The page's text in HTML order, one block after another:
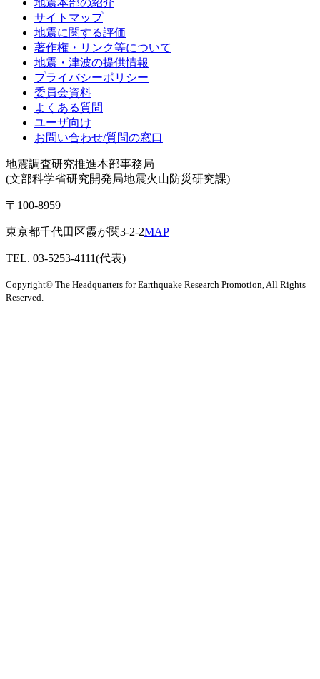
サイトマップ
地震に関する評価
著作権・リンク等について
地震・津波の提供情報
プライバシーポリシー
委員会資料
よくある質問
ユーザ向け
お問い合わせ/質問の窓口
地震調査研究推進本部事務局
(文部科学省研究開発局地震火山防災研究課)
〒100-8959
東京都千代田区霞が関3-2-2MAP
TEL. 03-5253-4111(代表)
Copyright© The Headquarters for Earthquake Research Promotion, All Rights
Reserved.